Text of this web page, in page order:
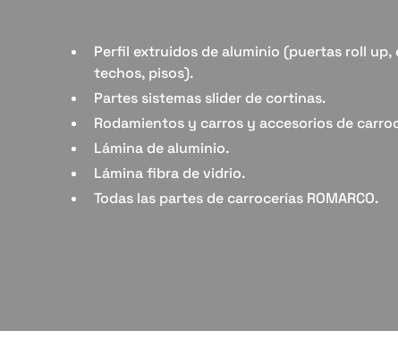
Perfil extruidos de aluminio (puertas roll
techos, pisos).
Partes sistemas slider de cortinas.
Rodamientos y carros y accesorios de
Lámina de aluminio.
Lámina fibra de vidrio.
Todas las partes de carrocerías ROMARCO.